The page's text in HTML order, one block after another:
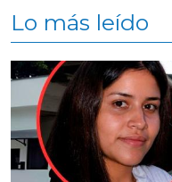
Lo más leído
Contenido multimedia